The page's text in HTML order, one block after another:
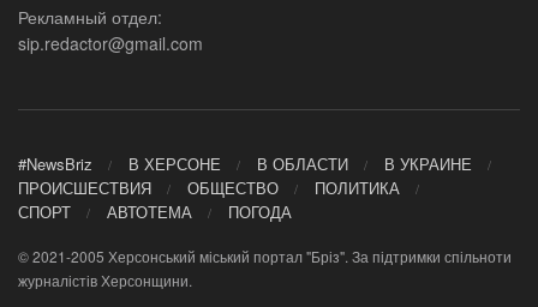
Рекламный отдел:
sip.redactor@gmail.com
#NewsBriz В ХЕРСОНЕ В ОБЛАСТИ
В УКРАИНЕ
ПРОИСШЕСТВИЯ
ОБЩЕСТВО
ПОЛИТИКА
СПОРТ
АВТОТЕМА ПОГОДА
© 2021-2005 Херсонський міський портал "Бріз". За підтримки спільноти
журналістів Херсонщини.